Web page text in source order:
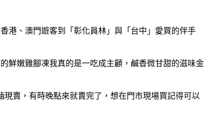
港、澳門遊客到「彰化員林」與「台中」愛買的伴手
鮮嫩雞腳凍我真的是一吃成主顧，鹹香微甘甜的滋味金
賣，有時晚點來就賣完了，想在門市現場買記得可以